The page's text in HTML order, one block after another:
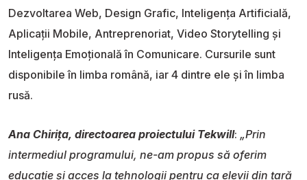
Dezvoltarea Web, Design Grafic, Inteligența Artificială,
Aplicații Mobile, Antreprenoriat, Video Storytelling și
Inteligența Emoțională în Comunicare. Cursurile sunt
disponibile în limba română, iar 4 dintre ele și în limba
rusă.
Ana Chirița, directoarea proiectului Tekwill: „Prin
intermediul programului, ne-am propus să oferim
educație și acces la tehnologii pentru ca elevii din țară